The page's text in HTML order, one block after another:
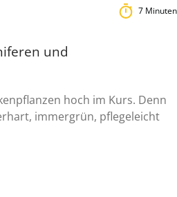
7 Minuten
und
hoch im Kurs. Denn
immergrün, pflegeleicht